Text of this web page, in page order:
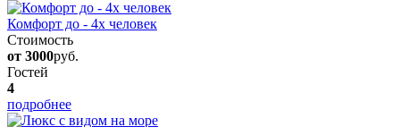
Комфорт до - 4х человек
Стоимость
от 3000руб.
Гостей
4
подробнее